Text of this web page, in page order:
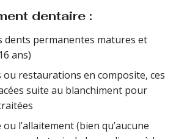
dentaire :
dents permanentes matures et
ans)
ou restaurations en composite, ces
suite au blanchiment pour
l’allaitement (bien qu’aucune